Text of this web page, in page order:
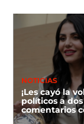
NOTICIAS
¡Les cayó la
políticos a
comentarios